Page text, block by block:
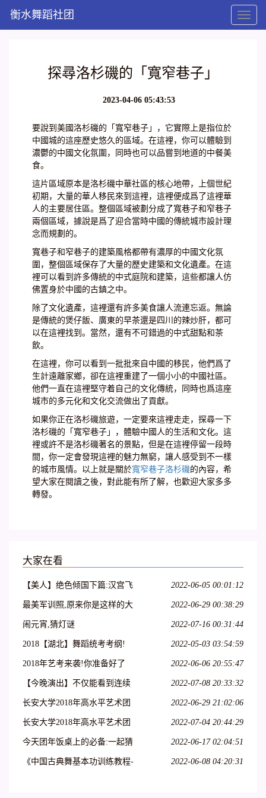
Toggle
衡水舞蹈社团
探尋洛杉磯的「寬窄巷子」
2023-04-06 05:43:53
要說到美國洛杉磯的「寬窄巷子」，它實際上是指位於
中國城的這座歷史悠久的區域。在這裡，你可以體驗到
濃鬱的中國文化氛圍，同時也可以品嘗到地道的中餐美
食。
這片區域原本是洛杉磯中華社區的核心地帶，上個世紀
初期，大量的華人移民來到這裡，這裡便成爲了這裡華
人的主要居住區。整個區域被劃分成了寬巷子和窄巷子
兩個區域，據說是爲了迎合當時中國的傳統城市設計理
念而規劃的。
寬巷子和窄巷子的建築風格都帶有濃厚的中國文化氛
圍，整個區域保存了大量的歷史建築和文化遺產。在這
裡可以看到許多傳統的中式庭院和建築，這些都讓人仿
佛置身於中國的古鎮之中。
除了文化遺產，這裡還有許多美食讓人流連忘返。無論
是傳統的煲仔飯、廣東的早茶還是四川的辣炒肝，都可
以在這裡找到。當然，還有不可錯過的中式甜點和茶
飲。
在這裡，你可以看到一批批來自中國的移民，他們爲了
生計遠離家鄉，卻在這裡重建了一個小小的中國社區。
他們一直在這裡堅守着自己的文化傳統，同時也爲這座
城市的多元化和文化交流做出了貢獻。
如果你正在洛杉磯旅遊，一定要來這裡走走，探尋一下
洛杉磯的「寬窄巷子」，體驗中國人的生活和文化。這
裡或許不是洛杉磯著名的景點，但是在這裡停留一段時
間，你一定會發現這裡的魅力無窮，讓人感受到不一樣
的城市風情。以上就是關於寬窄巷子洛杉磯的內容，希
望大家在閱讀之後，對此能有所了解，也歡迎大家多多
轉發。
大家在看
【美人】绝色倾国下篇:汉宫飞
燕;貂蝉离间;玉体横沉;贵妃醉
2022-06-05 00:01:12
最美军训照,原来你是这样的大
一萌妹子
2022-06-29 00:38:29
闹元宵,猜灯谜 2022-07-16 00:31:44
2018【湖北】舞蹈统考考纲! 2022-05-03 03:54:59
2018年艺考来袭!你准备好了
吗?
2022-06-06 20:55:47
【今晚演出】不仅能看到连续
32个单腿转~
2022-07-08 20:33:32
长安大学2018年高水平艺术团
招生简章
2022-06-29 21:02:06
长安大学2018年高水平艺术团
招生简章丨18特长生
2022-07-04 20:44:29
今天团年饭桌上的必备:一起猜
灯谜,欢欢喜喜闹元宵
2022-06-17 02:04:51
《中国古典舞基本功训练教程-
2022-06-08 04:20:31